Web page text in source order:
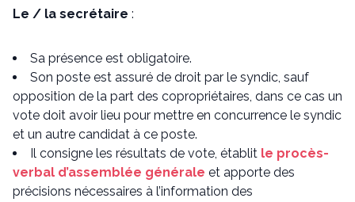
Le / la secrétaire :
Sa présence est obligatoire.
Son poste est assuré de droit par le syndic, sauf
opposition de la part des copropriétaires, dans ce cas un
vote doit avoir lieu pour mettre en concurrence le syndic
et un autre candidat à ce poste.
Il consigne les résultats de vote, établit le procès-
verbal d’assemblée générale et apporte des
précisions nécessaires à l’information des